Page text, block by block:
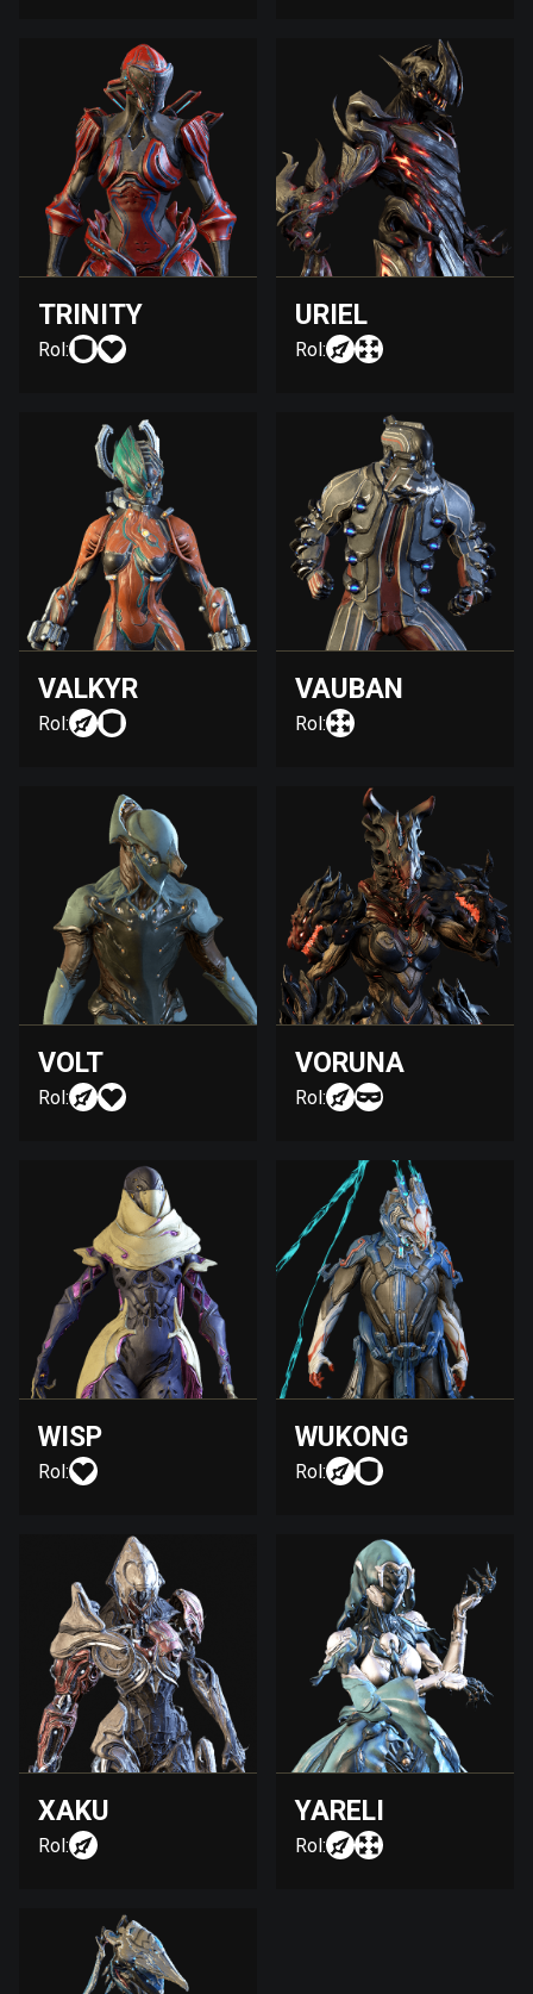
TRINITY
Rol:
URIEL
Rol:
VALKYR
Rol:
VAUBAN
Rol:
VOLT
Rol:
VORUNA
Rol:
WISP
Rol:
WUKONG
Rol:
XAKU
Rol:
YARELI
Rol: